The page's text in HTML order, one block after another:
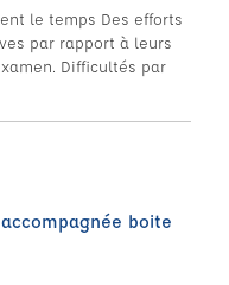
le temps Des efforts
par rapport à leurs
Difficultés par
boite